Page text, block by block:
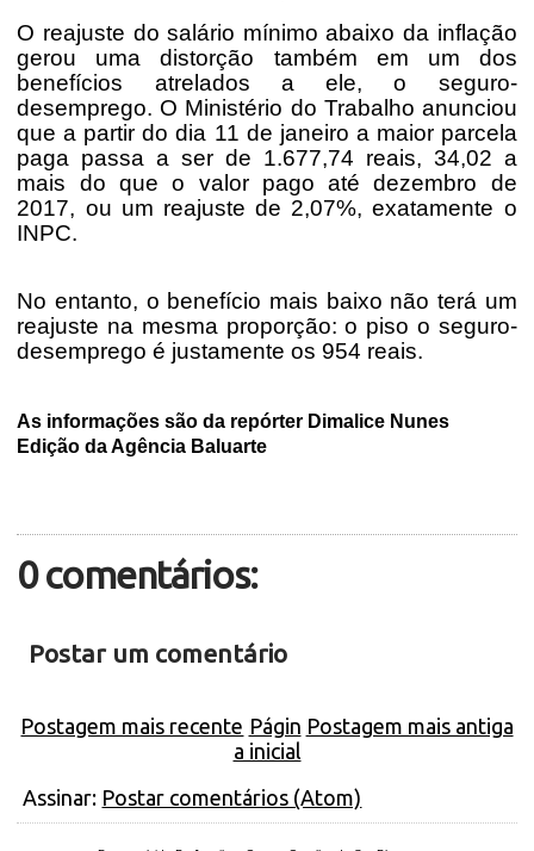
O reajuste do salário mínimo abaixo da inflação
gerou uma distorção também em um dos
benefícios atrelados a ele, o seguro-
desemprego. O Ministério do Trabalho anunciou
que a partir do dia 11 de janeiro a maior parcela
paga passa a ser de 1.677,74 reais, 34,02 a
mais do que o valor pago até dezembro de
2017, ou um reajuste de 2,07%, exatamente o
INPC.
No entanto, o benefício mais baixo não terá um
reajuste na mesma proporção: o piso o seguro-
desemprego é justamente os 954 reais.
As informações são da repórter Dimalice Nunes
Edição da Agência Baluarte
0 comentários:
Postar um comentário
Postagem mais recente Postagem mais antiga
Págin
a inicial
Assinar: Postar comentários (Atom)